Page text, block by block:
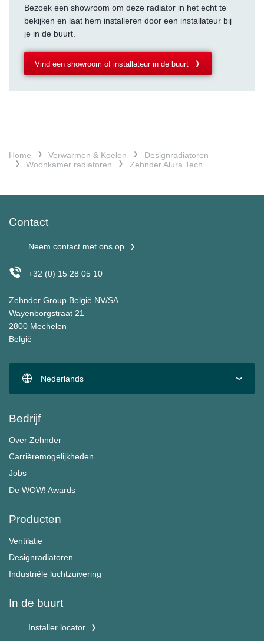
Bezoek een showroom om deze radiator in het echt te
bekijken en laat hem installeren door een installateur bij
je in de buurt.
Vind een showroom of installateur in de buurt
Home Verwarmen & Koelen
Designradiatoren
Woonkamer radiatoren
Zehnder Alura Tech
Contact
Neem contact met ons op
+32 (0) 15 28 05 10
Zehnder Group België NV/SA
Wayenborgstraat 21
2800 Mechelen
België
Nederlands
Bedrijf
Over Zehnder
Carrièremogelijkheden
Jobs
De WOW! Awards
Producten
Ventilatie
Designradiatoren
Industriële luchtzuivering
In de buurt
Installer locator